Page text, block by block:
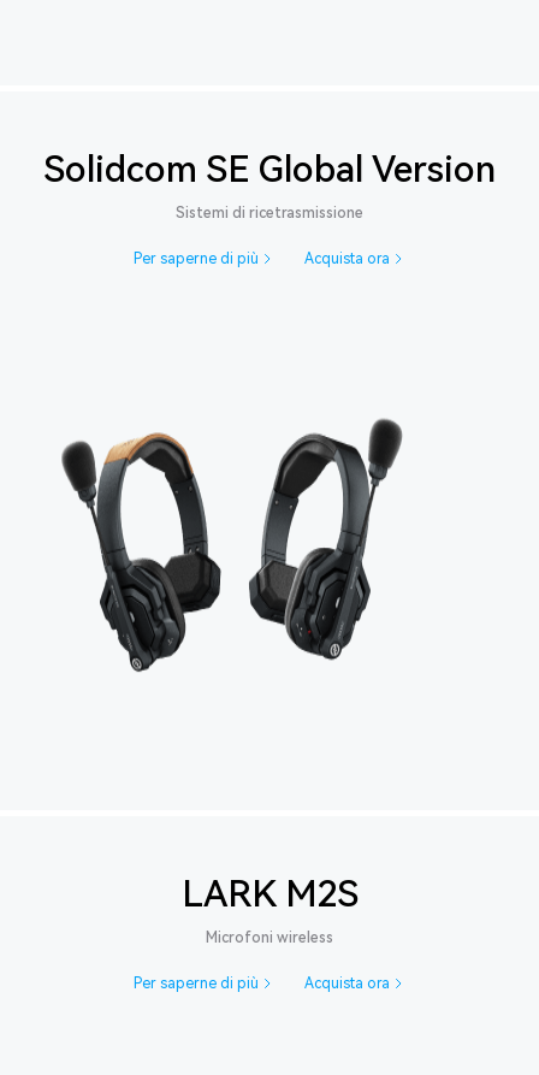
Solidcom SE Global Version
Sistemi di ricetrasmissione
Per saperne di più Acquista ora
LARK M2S
Microfoni wireless
Per saperne di più Acquista ora